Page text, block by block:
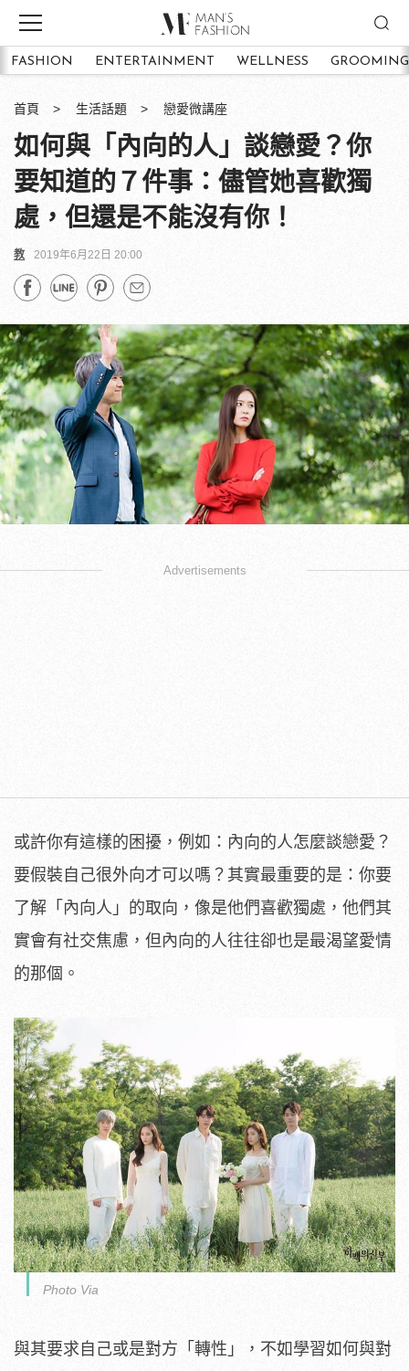
FASHION ENTERTAINMENT WELLNESS GROOMING
首頁 生活話題 戀愛微講座
如何與「內向的人」談戀愛？你
要知道的７件事：儘管她喜歡獨
處，但還是不能沒有你！
教 2019年6月22日 20:00
Advertisements
或許你有這樣的困擾，例如：內向的人怎麼談戀愛？
要假裝自己很外向才可以嗎？其實最重要的是：你要
了解「內向人」的取向，像是他們喜歡獨處，他們其
實會有社交焦慮，但內向的人往往卻也是最渴望愛情
的那個。
Photo Via
與其要求自己或是對方「轉性」，不如學習如何與對